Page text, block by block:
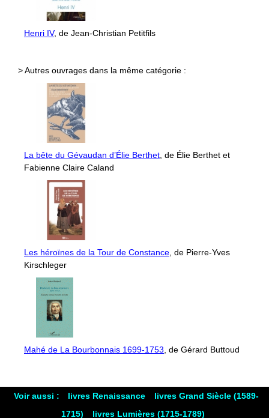
Henri IV, de Jean-Christian Petitfils
> Autres ouvrages dans la même catégorie :
La bête du Gévaudan d’Élie Berthet , de Élie Berthet et
Fabienne Claire Caland
Les héroïnes de la Tour de Constance , de Pierre-Yves
Kirschleger
Mahé de La Bourbonnais 1699-1753 , de Gérard Buttoud
Voir aussi : livres Renaissance
livres Grand Siècle (1589-
1715)
livres Lumières (1715-1789)